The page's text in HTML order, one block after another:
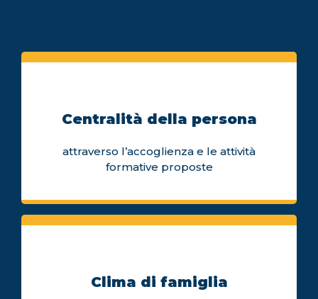
Centralità della persona
attraverso l’accoglienza e le attività
formative proposte
Clima di famiglia